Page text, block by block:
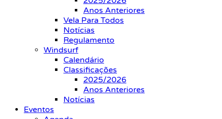
Anos Anteriores
Vela Para Todos
Notícias
Regulamento
Windsurf
Calendário
Classificações
2025/2026
Anos Anteriores
Notícias
Eventos